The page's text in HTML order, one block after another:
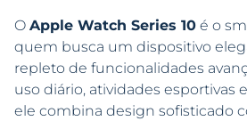
O Apple Watch Series 10 é o
quem busca um dispositivo
repleto de funcionalidades
uso diário, atividades esportivas
ele combina design sofisticado